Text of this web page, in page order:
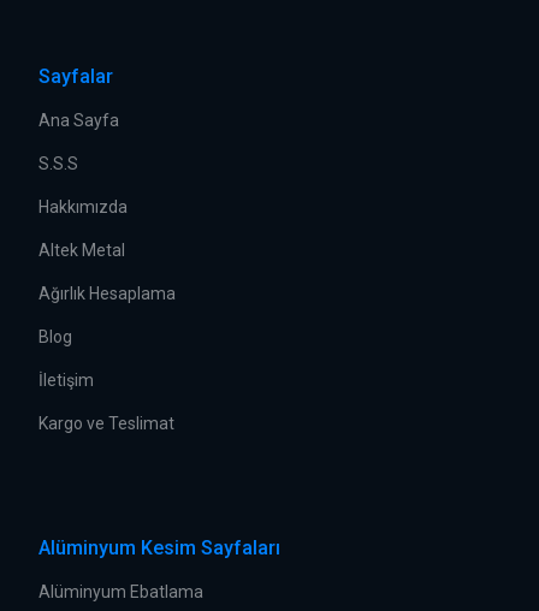
Sayfalar
Ana Sayfa
S.S.S
Hakkımızda
Altek Metal
Ağırlık Hesaplama
Blog
İletişim
Kargo ve Teslimat
Alüminyum Kesim Sayfaları
Alüminyum Ebatlama